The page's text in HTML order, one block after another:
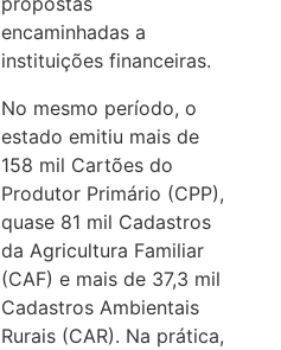
encaminhadas a
instituições financeiras.
No mesmo período, o
estado emitiu mais de
158 mil Cartões do
Produtor Primário (CPP),
quase 81 mil Cadastros
da Agricultura Familiar
(CAF) e mais de 37,3 mil
Cadastros Ambientais
Rurais (CAR). Na prática,